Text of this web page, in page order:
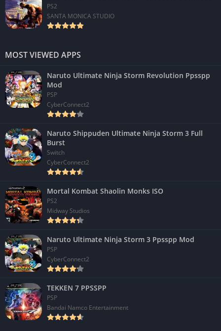
PS2
SANTA MONICA STUDIO
MOST VIEWED APPS
Naruto Ultimate Ninja Storm Revolution Ppsspp
Mod
PSP
CyberConnect2
Naruto Shippuden Ultimate Ninja Storm 3 Full
Burst
Switch
CyberConnect2
Mortal Kombat Shaolin Monks ISO
PS2
Midway Studios
Naruto Ultimate Ninja Storm 3 Ppsspp Mod
PSP
CyberConnect2
TEKKEN 7 PPSSPP
PSP
Bandai Namco Entertainment